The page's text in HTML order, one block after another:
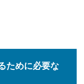
ために必要な